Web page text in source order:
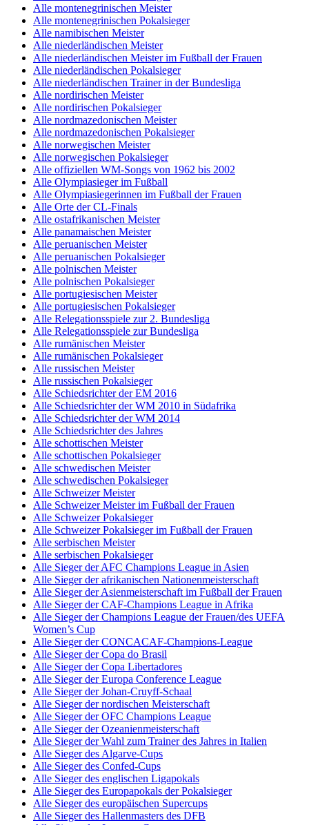
Alle montenegrinischen Meister
Alle montenegrinischen Pokalsieger
Alle namibischen Meister
Alle niederländischen Meister
Alle niederländischen Meister im Fußball der Frauen
Alle niederländischen Pokalsieger
Alle niederländischen Trainer in der Bundesliga
Alle nordirischen Meister
Alle nordirischen Pokalsieger
Alle nordmazedonischen Meister
Alle nordmazedonischen Pokalsieger
Alle norwegischen Meister
Alle norwegischen Pokalsieger
Alle offiziellen WM-Songs von 1962 bis 2002
Alle Olympiasieger im Fußball
Alle Olympiasiegerinnen im Fußball der Frauen
Alle Orte der CL-Finals
Alle ostafrikanischen Meister
Alle panamaischen Meister
Alle peruanischen Meister
Alle peruanischen Pokalsieger
Alle polnischen Meister
Alle polnischen Pokalsieger
Alle portugiesischen Meister
Alle portugiesischen Pokalsieger
Alle Relegationsspiele zur 2. Bundesliga
Alle Relegationsspiele zur Bundesliga
Alle rumänischen Meister
Alle rumänischen Pokalsieger
Alle russischen Meister
Alle russischen Pokalsieger
Alle Schiedsrichter der EM 2016
Alle Schiedsrichter der WM 2010 in Südafrika
Alle Schiedsrichter der WM 2014
Alle Schiedsrichter des Jahres
Alle schottischen Meister
Alle schottischen Pokalsieger
Alle schwedischen Meister
Alle schwedischen Pokalsieger
Alle Schweizer Meister
Alle Schweizer Meister im Fußball der Frauen
Alle Schweizer Pokalsieger
Alle Schweizer Pokalsieger im Fußball der Frauen
Alle serbischen Meister
Alle serbischen Pokalsieger
Alle Sieger der AFC Champions League in Asien
Alle Sieger der afrikanischen Nationenmeisterschaft
Alle Sieger der Asienmeisterschaft im Fußball der Frauen
Alle Sieger der CAF-Champions League in Afrika
Alle Sieger der Champions League der Frauen/des UEFA
Women’s Cup
Alle Sieger der CONCACAF-Champions-League
Alle Sieger der Copa do Brasil
Alle Sieger der Copa Libertadores
Alle Sieger der Europa Conference League
Alle Sieger der Johan-Cruyff-Schaal
Alle Sieger der nordischen Meisterschaft
Alle Sieger der OFC Champions League
Alle Sieger der Ozeanienmeisterschaft
Alle Sieger der Wahl zum Trainer des Jahres in Italien
Alle Sieger des Algarve-Cups
Alle Sieger des Confed-Cups
Alle Sieger des englischen Ligapokals
Alle Sieger des Europapokals der Pokalsieger
Alle Sieger des europäischen Supercups
Alle Sieger des Hallenmasters des DFB